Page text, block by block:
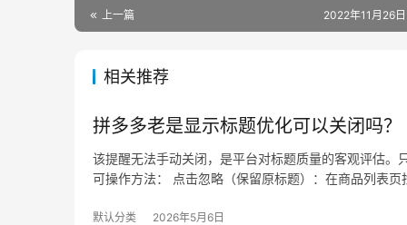
上一篇 2022年11月26
相关推荐
拼多多老是显示标题优化可以关闭吗？
该提醒无法手动关闭，是平台对标题质量的客观评估。
可操作方法： 点击忽略（保留原标题）：在商品列表页
默认分类 2026年5月6日